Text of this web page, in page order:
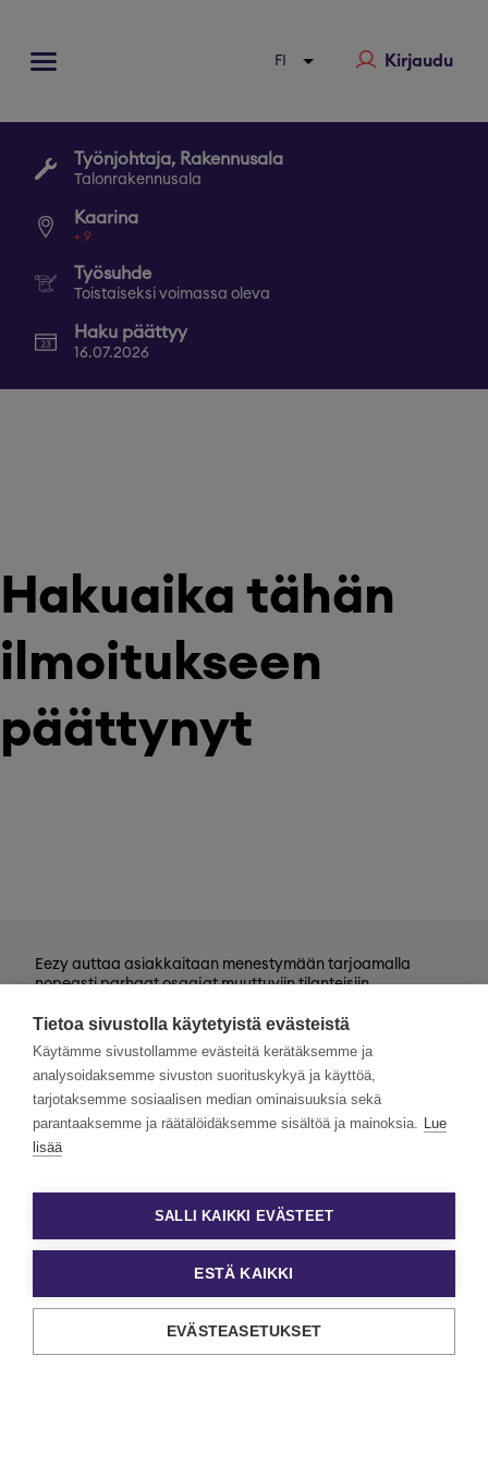
Kirjaudu
Työnjohtaja, Rakennusala
Talonrakennusala
Kaarina
+ 9
Työsuhde
Toistaiseksi voimassa oleva
Haku päättyy
16.07.2026
Hakuaika tähän
ilmoitukseen
päättynyt
Eezy auttaa asiakkaitaan menestymään tarjoamalla
nopeasti parhaat osaajat muuttuviin tilanteisiin
kevytyrittäjyys ja muut työelämän
asiantuntijapalvelumme tarjoavat monipuolisimmat keinot
työn ja tekijöiden kohtaamiseen.
Haluamme rakentaa monimuotoista ja yhdenvertaista
Eezyä. Toivomme hakemuksia kaikenlaisista taustoista
tulevilta päteviltä hakijoilta. Noudatamme aina tasa-
arvoista ja läpinäkyvää rekrytointiprosessia. Uskomme
Tietoa sivustolla käytetyistä evästeistä
Käytämme sivustollamme evästeitä kerätäksemme ja
analysoidaksemme sivuston suorituskykyä ja käyttöä,
tarjotaksemme sosiaalisen median ominaisuuksia sekä
parantaaksemme ja räätälöidäksemme sisältöä ja mainoksia. Lue
lisää
SALLI KAIKKI EVÄSTEET
ESTÄ KAIKKI
EVÄSTEASETUKSET